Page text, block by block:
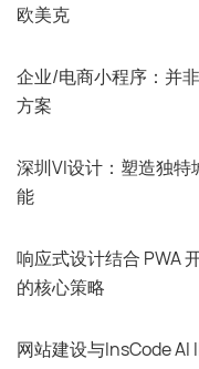
欧美克
企业/电商小程序：并
方案
深圳VI设计：塑造独
能
响应式设计结合 PWA
的核心策略
网站建设与InsCode AI